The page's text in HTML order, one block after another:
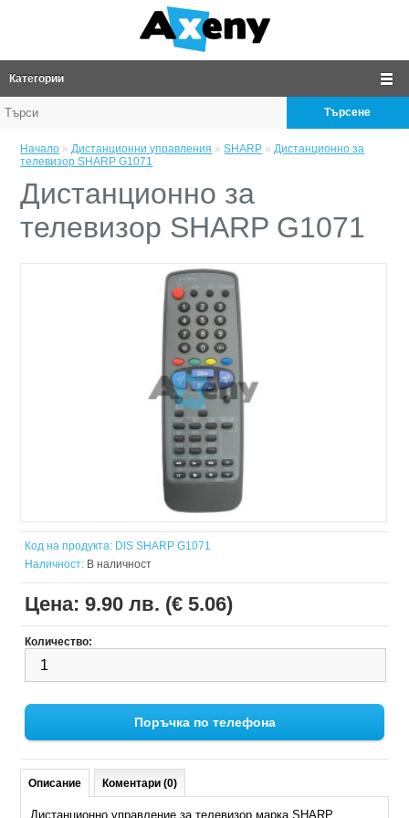
Категории
Търсене
Начало »Дистанционни управления »SHARP »Дистанционно за
телевизор SHARP G1071
Дистанционно за
телевизор SHARP G1071
Код на продукта: DIS SHARP G1071
Наличност: В наличност
Цена:9.90 лв. (€ 5.06)
Количество:
Поръчка по телефона
Описание Коментари (0)
Дистанционно управление за телевизор марка SHARP